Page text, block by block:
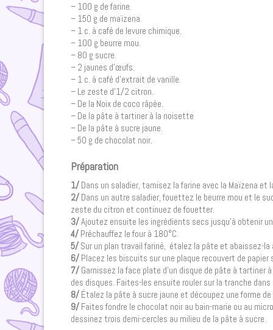
– 100 g de farine.
– 150 g de maïzena.
– 1 c. à café de levure chimique.
– 100 g beurre mou.
– 80 g sucre.
– 2 jaunes d’œufs.
– 1 c. à café d’extrait de vanille.
– Le zeste d’1/2 citron.
– De la Noix de coco râpée.
– De la pâte à tartiner à la noisette
– De la pâte à sucre jaune.
– 50 g de chocolat noir.
Préparation
1/ Dans un saladier, tamisez la farine avec la Maïzena et
2/ Dans un autre saladier, fouettez le beurre mou et le
zeste du citron et continuez de fouetter.
3/Ajoutez ensuite les ingrédients secs jusqu’à obtenir
4/ Préchauffez le four à 180°C.
5/ Sur un plan travail fariné, étalez la pâte et abaissez-la
6/ Placez les biscuits sur une plaque recouvert de
7/ Garnissez la face plate d’un disque de pâte à tartiner
des disques. Faites-les ensuite rouler sur la tranche dans
8/ Étalez la pâte à sucre jaune et découpez une forme
9/ Faites fondre le chocolat noir au bain-marie ou au
dessinez trois demi-cercles au milieu de la pâte à sucre.